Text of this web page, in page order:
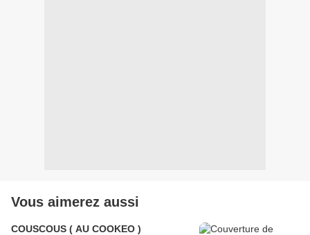
Vous aimerez aussi
COUSCOUS ( AU COOKEO )